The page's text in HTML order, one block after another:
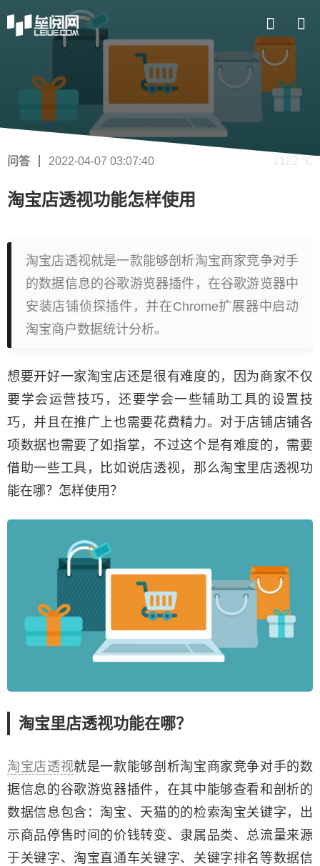
问答 2022-04-07 03:07:40 1122 ℃
淘宝店透视功能怎样使用
淘宝店透视就是一款能够剖析淘宝商家竞争对手
的数据信息的谷歌游览器插件，在谷歌游览器中
安装店铺侦探插件，并在Chrome扩展器中启动
淘宝商户数据统计分析。
想要开好一家淘宝店还是很有难度的，因为商家不仅
要学会运营技巧，还要学会一些辅助工具的设置技
巧，并且在推广上也需要花费精力。对于店铺店铺各
项数据也需要了如指掌，不过这个是有难度的，需要
借助一些工具，比如说店透视，那么淘宝里店透视功
能在哪？怎样使用？
淘宝里店透视功能在哪？
淘宝店透视就是一款能够剖析淘宝商家竞争对手的数
据信息的谷歌游览器插件，在其中能够查看和剖析的
数据信息包含：淘宝、天猫的的检索淘宝关键字，出
示商品停售时间的价钱转变、隶属品类、总流量来源
于关键字、淘宝直通车关键字、关键字排名等数据信